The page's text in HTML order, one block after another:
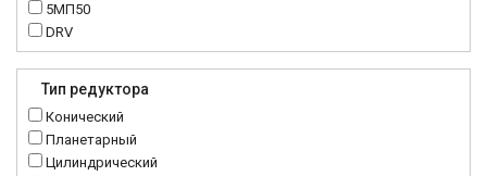
5МП50
DRV
K..DR
MTC
NMRV
RC
Тип редуктора
Конический
Планетарный
Цилиндрический